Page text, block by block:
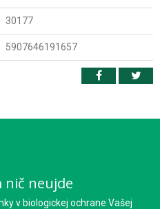
30177
5907646191657
nič neujde
v biologickej ochrane Vašej